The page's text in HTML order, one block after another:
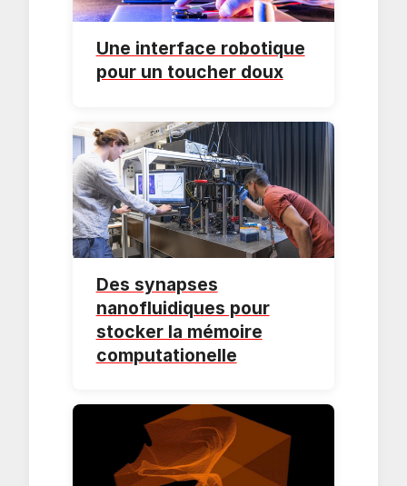
Une interface robotique
pour un toucher doux
Des synapses
nanofluidiques pour
stocker la mémoire
computationelle